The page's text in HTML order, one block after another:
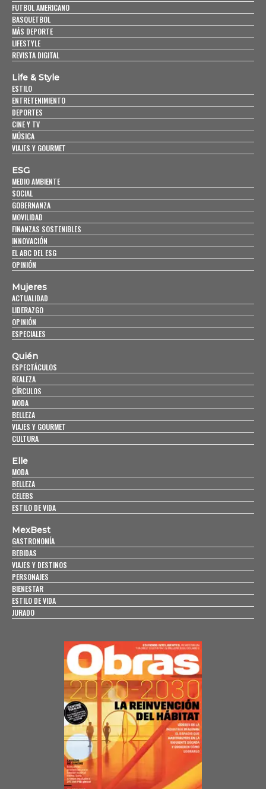
FUTBOL AMERICANO
BASQUETBOL
MÁS DEPORTE
LIFESTYLE
REVISTA DIGITAL
Life & Style
ESTILO
ENTRETENIMIENTO
DEPORTES
CINE Y TV
MÚSICA
VIAJES Y GOURMET
ESG
MEDIO AMBIENTE
SOCIAL
GOBERNANZA
MOVILIDAD
FINANZAS SOSTENIBLES
INNOVACIÓN
EL ABC DEL ESG
OPINIÓN
Mujeres
ACTUALIDAD
LIDERAZGO
OPINIÓN
ESPECIALES
Quién
ESPECTÁCULOS
REALEZA
CÍRCULOS
MODA
BELLEZA
VIAJES Y GOURMET
CULTURA
Elle
MODA
BELLEZA
CELEBS
ESTILO DE VIDA
MexBest
GASTRONOMÍA
BEBIDAS
VIAJES Y DESTINOS
PERSONAJES
BIENESTAR
ESTILO DE VIDA
JURADO